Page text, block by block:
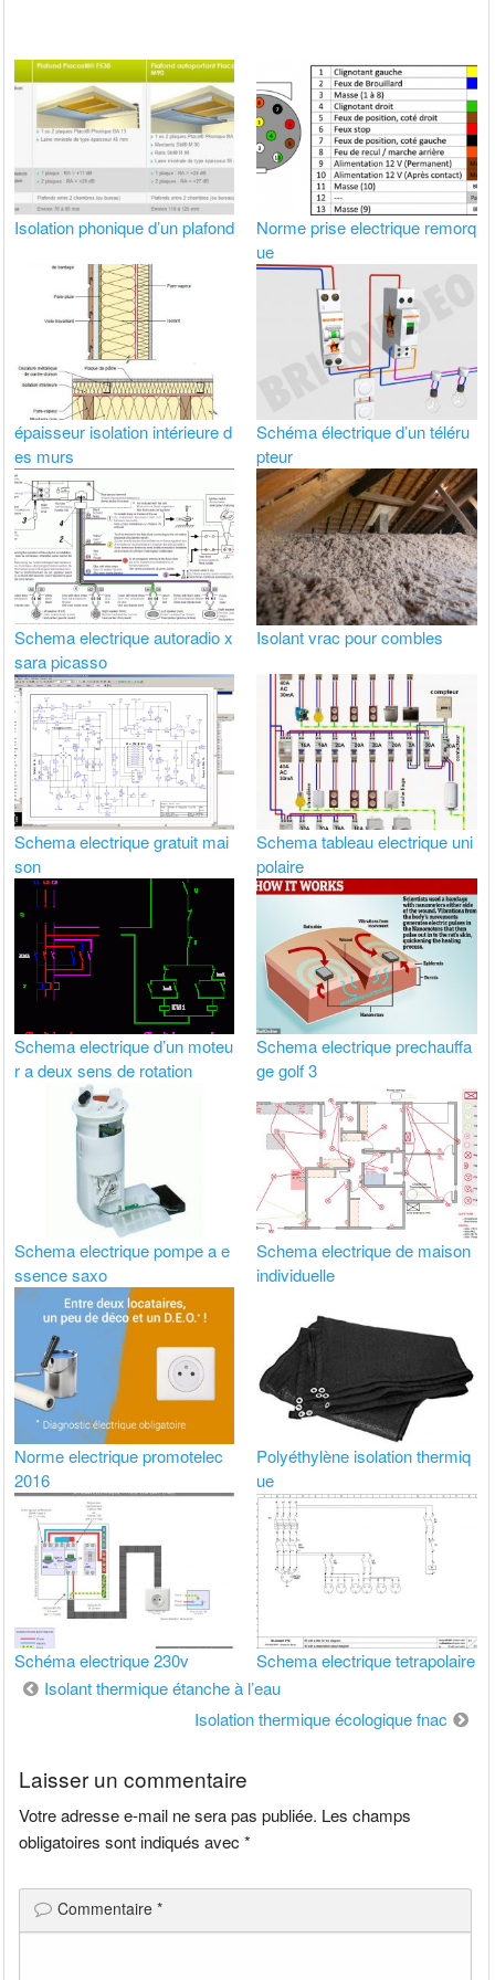
Isolation phonique d’un plafond
Norme prise electrique remorq
ue
épaisseur isolation intérieure d
es murs
Schéma électrique d’un téléru
pteur
Schema electrique autoradio x
sara picasso
Isolant vrac pour combles
Schema electrique gratuit mai
son
Schema tableau electrique uni
polaire
Schema electrique d’un moteu
r a deux sens de rotation
Schema electrique prechauffa
ge golf 3
Schema electrique pompe a e
ssence saxo
Schema electrique de maison
individuelle
Norme electrique promotelec
2016
Polyéthylène isolation thermiq
ue
Schéma electrique 230v Schema electrique tetrapolaire
Navigation
Isolant thermique étanche à l’eau
Isolation thermique écologique fnac
Laisser un commentaire
Votre adresse e-mail ne sera pas publiée. Les champs
obligatoires sont indiqués avec*
Commentaire*